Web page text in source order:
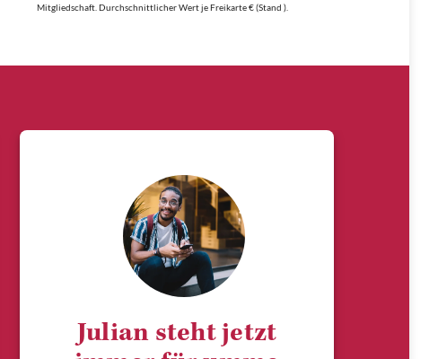
Mitgliedschaft. Durchschnittlicher Wert je Freikarte € (Stand ).
Julian steht jetzt